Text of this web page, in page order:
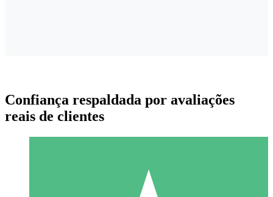
Confiança respaldada por avaliações
reais de clientes